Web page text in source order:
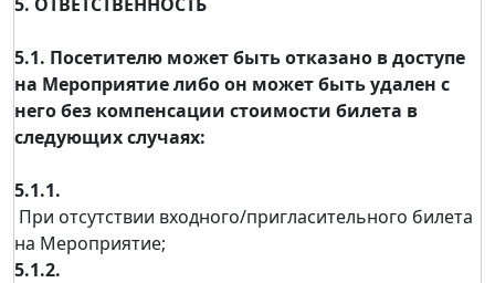
5.1. Посетителю может быть отказано в доступе
на Мероприятие либо он может быть удален с
него без компенсации стоимости билета в
следующих случаях:
5.1.1.
При отсутствии входного/пригласительного билета
на Мероприятие;
5.1.2.